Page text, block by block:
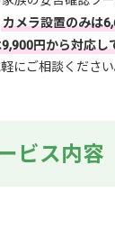
カメラ設置のみは
円から対応し
にご相談ください
ビス内容